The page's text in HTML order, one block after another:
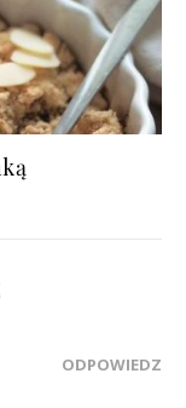
ODPOWIEDZ